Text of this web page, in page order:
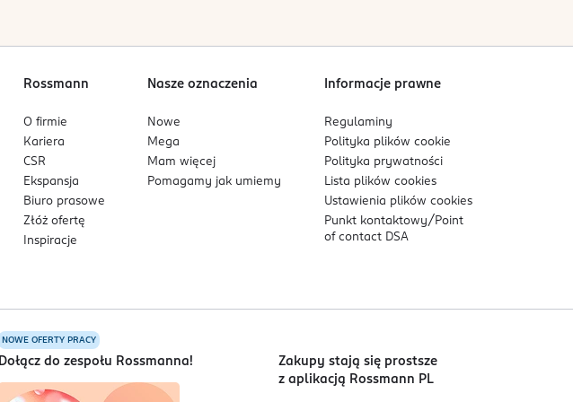
Sortowanie wgdata: od najnowszej
Rossmann
O firmie
Kariera
CSR
Ekspansja
Biuro prasowe
Złóż ofertę
Inspiracje
Nasze oznaczenia
Nowe
Mega
Mam więcej
Pomagamy jak umiemy
Informacje prawne
Regulaminy
Polityka plikówcookie
Polityka prywatności
Lista plikówcookies
Ustawienia plikówcookies
Punkt kontaktowy/ Point
of contact DSA
NOWE OFERTY PRACY
Dołącz do zespołu Rossmanna!
Zakupy stają się prostsze
z aplikacją Rossmann PL